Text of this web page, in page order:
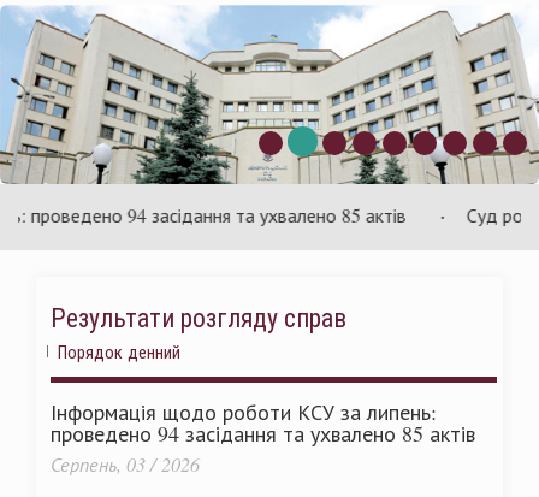
Конституційний
Суд
України
94 засідання та ухвалено 85 актів Суд
Результати розгляду справ
Порядок денний
Інформація щодо роботи КСУ за липень:
проведено 94 засідання та ухвалено 85 актів
Серпень, 03 / 2026